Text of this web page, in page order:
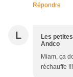
Répondre
L
Les
Andco
Miam, ça
réchauffe